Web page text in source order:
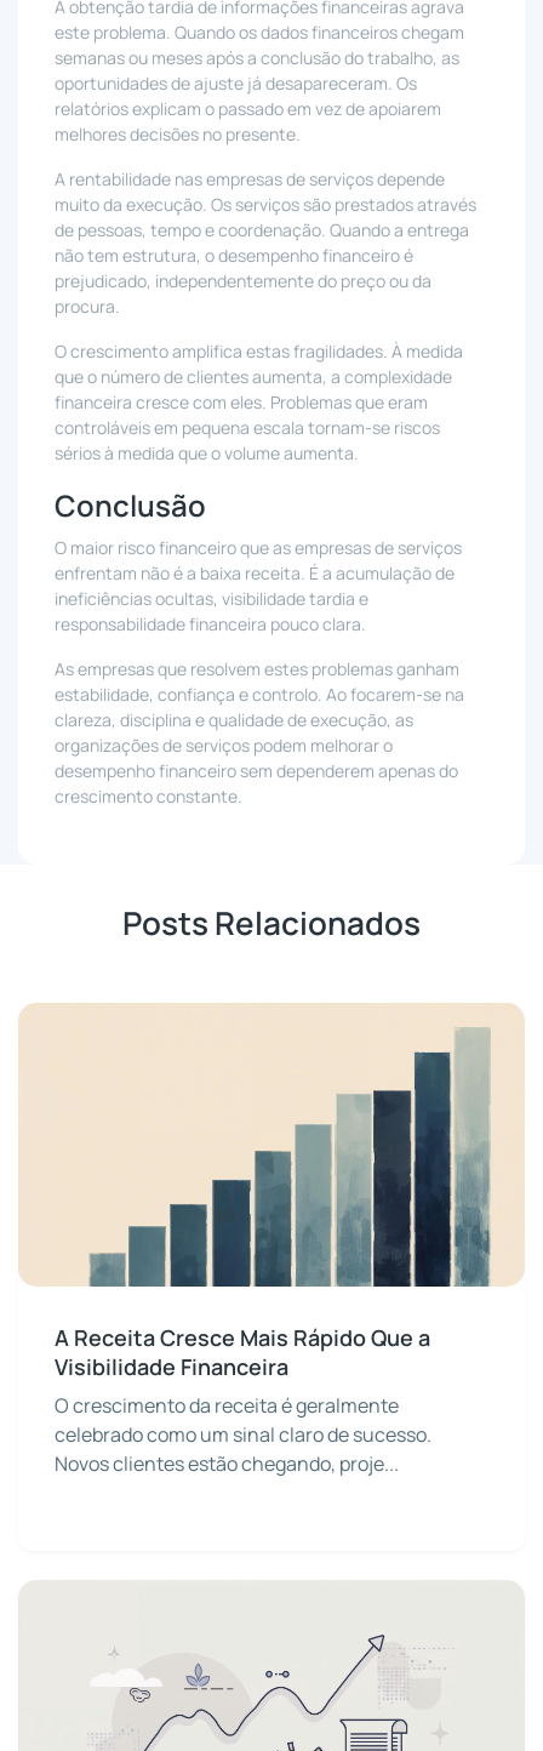
A obtenção tardia de informações financeiras agrava
este problema. Quando os dados financeiros chegam
semanas ou meses após a conclusão do trabalho, as
oportunidades de ajuste já desapareceram. Os
relatórios explicam o passado em vez de apoiarem
melhores decisões no presente.
A rentabilidade nas empresas de serviços depende
muito da execução. Os serviços são prestados através
de pessoas, tempo e coordenação. Quando a entrega
não tem estrutura, o desempenho financeiro é
prejudicado, independentemente do preço ou da
procura.
O crescimento amplifica estas fragilidades. À medida
que o número de clientes aumenta, a complexidade
financeira cresce com eles. Problemas que eram
controláveis em pequena escala tornam-se riscos
sérios à medida que o volume aumenta.
Conclusão
O maior risco financeiro que as empresas de serviços
enfrentam não é a baixa receita. É a acumulação de
ineficiências ocultas, visibilidade tardia e
responsabilidade financeira pouco clara.
As empresas que resolvem estes problemas ganham
estabilidade, confiança e controlo. Ao focarem-se na
clareza, disciplina e qualidade de execução, as
organizações de serviços podem melhorar o
desempenho financeiro sem dependerem apenas do
crescimento constante.
Posts Relacionados
A Receita Cresce Mais Rápido Que a
Visibilidade Financeira
O crescimento da receita é geralmente
celebrado como um sinal claro de sucesso.
Novos clientes estão chegando, proje...